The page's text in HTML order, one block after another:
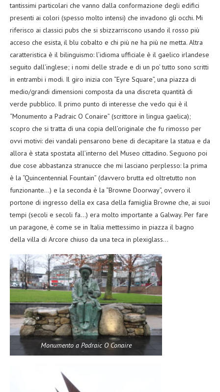
tantissimi particolari che vanno dalla conformazione degli edifici
presenti ai colori (spesso molto intensi) che invadono gli occhi. Mi
riferisco ai classici pubs che si sbizzarriscono usando il rosso più
acceso che esista, il blu cobalto e chi più ne ha più ne metta. Altra
caratteristica è il bilinguismo: l’idioma ufficiale è il gaelico irlandese
seguito dall’inglese; i nomi delle strade e di un po’ tutto sono scritti
in entrambi i modi. Il giro inizia con “Eyre Square”, una piazza di
medio/grandi dimensioni composta da una discreta quantità di
verde pubblico. Il primo punto di interesse che vedo qui è il
“Monumento a Padraic O Conaire” (scrittore in lingua gaelica);
scopro che si tratta di una copia dell’originale che fu rimosso per
ovvi motivi: dei vandali pensarono bene di decapitare la statua e da
allora è stata spostata all’interno del Museo cittadino. Seguono poi
due cose abbastanza stranucce che mi lasciano perplesso: la prima
è la “Quincentennial Fountain” (davvero brutta ed oltretutto non
funzionante…) e la seconda è la “Browne Doorway”, ovvero il
portone di ingresso della ex casa della famiglia Browne che, ai suoi
tempi (secoli e secoli fa…) era molto importante a Galway. Per fare
un paragone, è come se in Italia mettessimo in piazza il bagno
della villa di Arcore chiuso da una teca in plexiglass…
Monumento a Padraic O Conaire